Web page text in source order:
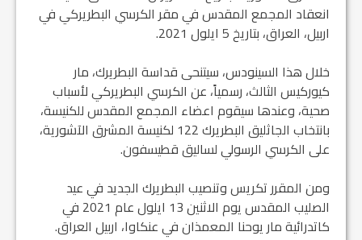
انعقاد المجمع المقدس في مقر الكرسي البطريركي في
اربيل، العراق، بتاريخ 5 ايلول 2021.
خلال هذا السينودس، سيتنحى قداسة البطريرك، مار
كيوركيس الثالث، رسمياً، عن الكرسي البطريركي لأسباب
صحية، وعندها سيقوم اعضاء المجمع المقدس للكنيسة،
بانتخاب الجاثليق البطريرك 122 لكنيسة المشرق الآشورية،
على الكرسي الرسولي لساليق قطيسفون.
ومن المقرر تكريس وتنصيب البطريرك الجديد في عيد
الصليب المقدس يوم الاثنين 13 ايلول عام 2021 في
كاتدرائية مار يوحنا المعمذان في عنكاوا، اربيل العراق.